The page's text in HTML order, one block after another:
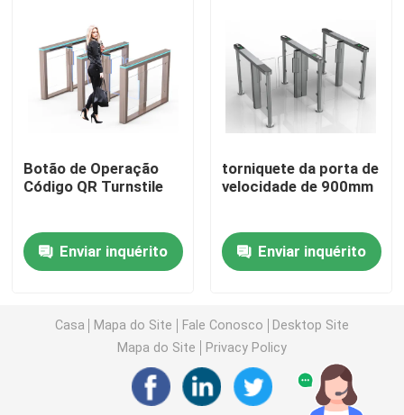
Porta de balanço do torniquete
Porta do torniquete da aleta
Porta do torniquete do tripé
Torniquete da porta de velocidade
Torniquete da porta de deslizamento
Máquina biométrica de reconhecimento facial
Botão de Operação
Código QR Turnstile
Enviar inquérito
torniquete da porta de
velocidade de 900mm
Enviar inquérito
Casa Mapa do Site Fale Conosco
Desktop Site
Mapa do Site
Privacy Policy